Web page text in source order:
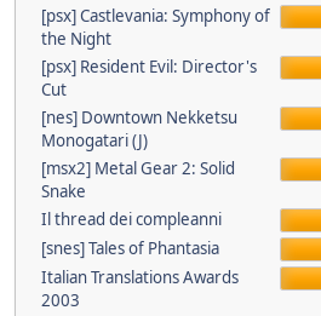
[psx] Castlevania: Symphony of
the Night
[psx] Resident Evil: Director's
Cut
[nes] Downtown Nekketsu
Monogatari (J)
[msx2] Metal Gear 2: Solid
Snake
Il thread dei compleanni
[snes] Tales of Phantasia
Italian Translations Awards
2003